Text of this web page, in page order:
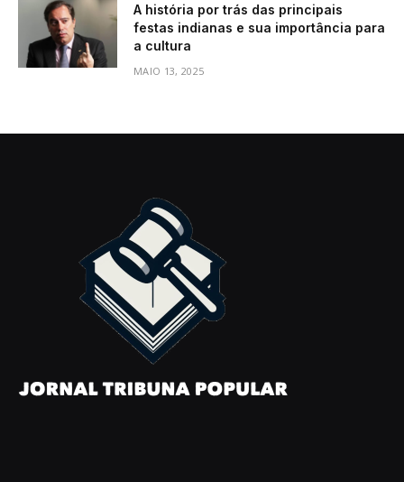
A história por trás das principais
festas indianas e sua importância para
a cultura
MAIO 13, 2025